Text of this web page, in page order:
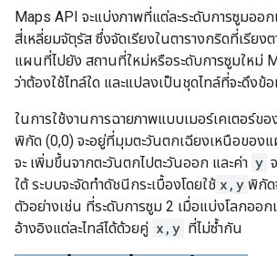
Maps API จะแบ่งภาพที่แต่ละระดับการซูมออ
สี่เหลี่ยมจัตุรัส ซึ่งจัดเรียงในตารางกริดที่เรียง
แผนที่ไปยัง สถานที่ใหม่หรือระดับการซูมใหม่
ว่าต้องใช้ไทล์ใด และแปลงเป็นชุดไทล์ที่จะดึงข้
ในการใช้งานการฉายภาพแบบเมอร์เคเตอร์ข
พิกัด (0,0) จะอยู่ที่มุมตะวันตกเฉียงเหนือของ
จะ เพิ่มขึ้นจากตะวันตกไปตะวันออก และค่า y
ใต้ ระบบจะจัดทำดัชนีกระเบื้องโดยใช้ x,y พิกัด
ตัวอย่างเช่น ที่ระดับการซูม 2 เมื่อแบ่งโลกออ
อ้างอิงแต่ละไทล์ได้ด้วยคู่ x,y ที่ไม่ซ้ำกัน